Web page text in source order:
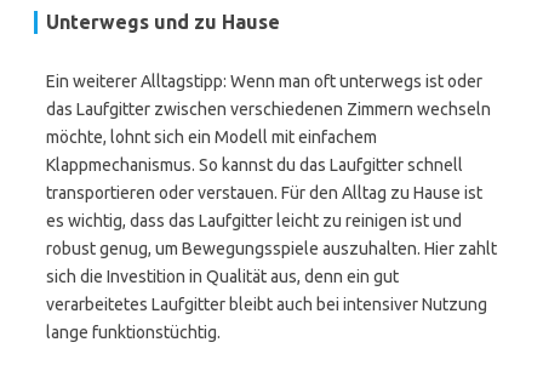
Unterwegs und zu Hause
Ein weiterer Alltagstipp: Wenn man oft unterwegs ist oder
das Laufgitter zwischen verschiedenen Zimmern wechseln
möchte, lohnt sich ein Modell mit einfachem
Klappmechanismus. So kannst du das Laufgitter schnell
transportieren oder verstauen. Für den Alltag zu Hause ist
es wichtig, dass das Laufgitter leicht zu reinigen ist und
robust genug, um Bewegungsspiele auszuhalten. Hier zahlt
sich die Investition in Qualität aus, denn ein gut
verarbeitetes Laufgitter bleibt auch bei intensiver Nutzung
lange funktionstüchtig.